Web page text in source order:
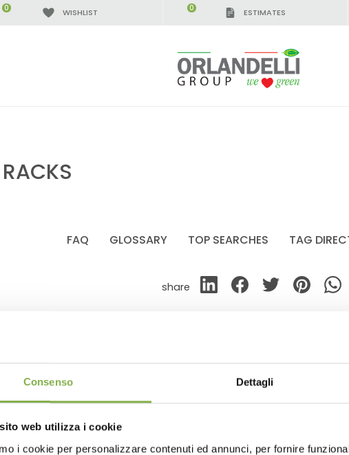
Consenso Dettagli
web utilizza i cookie
i cookie per personalizzare contenuti ed annunci, per fornire
WISHLIST
0 ESTIMATES
0
FAQ GLOSSARY TOP SEARCHES TAG
share